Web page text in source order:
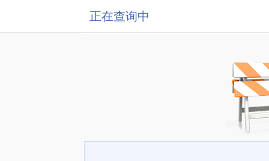
正在查询中